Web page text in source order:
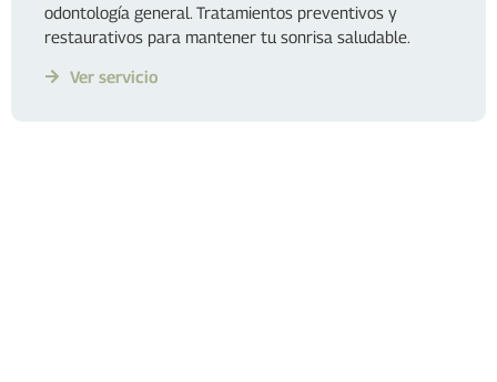
odontología general. Tratamientos preventivos y
restaurativos para mantener tu sonrisa saludable.
Ver servicio